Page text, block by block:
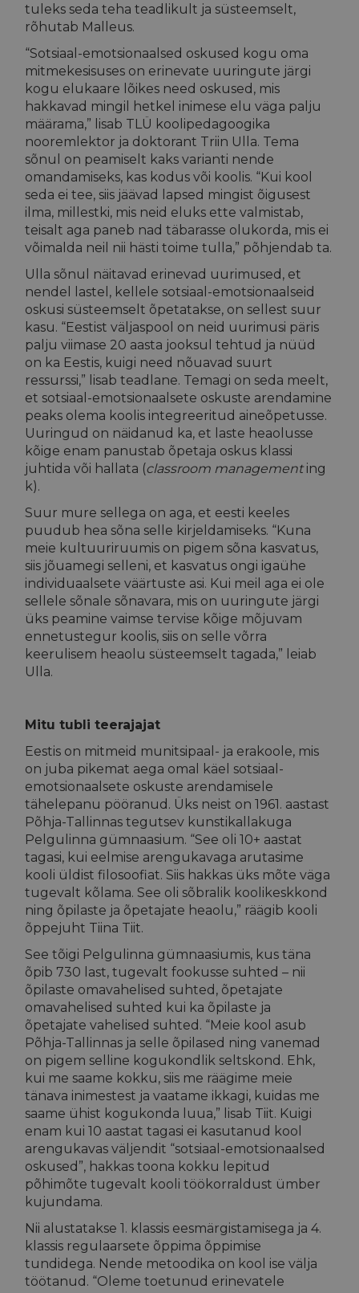
tuleks seda teha teadlikult ja süsteemselt,
rõhutab Malleus.
“Sotsiaal-emotsionaalsed oskused kogu oma
mitmekesisuses on erinevate uuringute järgi
kogu elukaare lõikes need oskused, mis
hakkavad mingil hetkel inimese elu väga palju
määrama,” lisab TLÜ koolipedagoogika
nooremlektor ja doktorant Triin Ulla. Tema
sõnul on peamiselt kaks varianti nende
omandamiseks, kas kodus või koolis. “Kui kool
seda ei tee, siis jäävad lapsed mingist õigusest
ilma, millestki, mis neid eluks ette valmistab,
teisalt aga paneb nad täbarasse olukorda, mis ei
võimalda neil nii hästi toime tulla,” põhjendab ta.
Ulla sõnul näitavad erinevad uurimused, et
nendel lastel, kellele sotsiaal-emotsionaalseid
oskusi süsteemselt õpetatakse, on sellest suur
kasu. “Eestist väljaspool on neid uurimusi päris
palju viimase 20 aasta jooksul tehtud ja nüüd
on ka Eestis, kuigi need nõuavad suurt
ressurssi,” lisab teadlane. Temagi on seda meelt,
et sotsiaal-emotsionaalsete oskuste arendamine
peaks olema koolis integreeritud aineõpetusse.
Uuringud on näidanud ka, et laste heaolusse
kõige enam panustab õpetaja oskus klassi
juhtida või hallata (classroom managementing
k).
Suur mure sellega on aga, et eesti keeles
puudub hea sõna selle kirjeldamiseks. “Kuna
meie kultuuriruumis on pigem sõna kasvatus,
siis jõuamegi selleni, et kasvatus ongi igaühe
individuaalsete väärtuste asi. Kui meil aga ei ole
sellele sõnale sõnavara, mis on uuringute järgi
üks peamine vaimse tervise kõige mõjuvam
ennetustegur koolis, siis on selle võrra
keerulisem heaolu süsteemselt tagada,” leiab
Ulla.
Mitu tubli teerajajat
Eestis on mitmeid munitsipaal- ja erakoole, mis
on juba pikemat aega omal käel sotsiaal-
emotsionaalsete oskuste arendamisele
tähelepanu pööranud. Üks neist on 1961. aastast
Põhja-Tallinnas tegutsev kunstikallakuga
Pelgulinna gümnaasium. “See oli 10+ aastat
tagasi, kui eelmise arengukavaga arutasime
kooli üldist filosoofiat. Siis hakkas üks mõte väga
tugevalt kõlama. See oli sõbralik koolikeskkond
ning õpilaste ja õpetajate heaolu,” räägib kooli
õppejuht Tiina Tiit.
See tõigi Pelgulinna gümnaasiumis, kus täna
õpib 730 last, tugevalt fookusse suhted – nii
õpilaste omavahelised suhted, õpetajate
omavahelised suhted kui ka õpilaste ja
õpetajate vahelised suhted. “Meie kool asub
Põhja-Tallinnas ja selle õpilased ning vanemad
on pigem selline kogukondlik seltskond. Ehk,
kui me saame kokku, siis me räägime meie
tänava inimestest ja vaatame ikkagi, kuidas me
saame ühist kogukonda luua,” lisab Tiit. Kuigi
enam kui 10 aastat tagasi ei kasutanud kool
arengukavas väljendit “sotsiaal-emotsionaalsed
oskused”, hakkas toona kokku lepitud
põhimõte tugevalt kooli töökorraldust ümber
kujundama.
Nii alustatakse 1. klassis eesmärgistamisega ja 4.
klassis regulaarsete õppima õppimise
tundidega. Nende metoodika on kool ise välja
töötanud. “Oleme toetunud erinevatele